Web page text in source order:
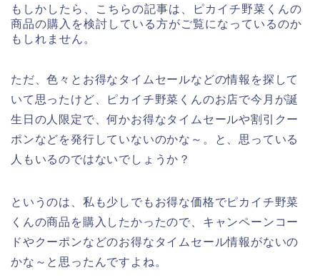
もしかしたら、こちらの記事は、ピカイチ野菜くんの
商品の購入を検討している方がご覧になっているのか
もしれません。
ただ、色々とお得なタイムセールなどの情報を探して
いて思ったけど、ピカイチ野菜くんのお店で今月が誕
生日の人限定で、何かお得なタイムセールや割引クー
ポンなどを発行していないのかな～。と、思っている
人もいるのではないでしょうか？
というのは、私も少しでもお得な価格でピカイチ野菜
くんの商品を購入したかったので、キャンペーンコー
ドやクーポンなどのお得なタイムセール情報がないの
かな～と思ったんですよね。